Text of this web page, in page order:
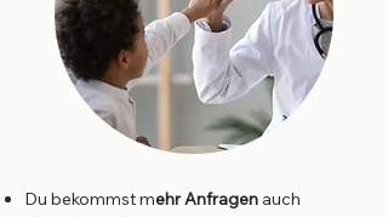
Du bekommst mehr Anfragen auch